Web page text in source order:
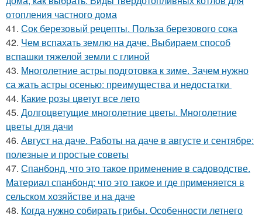
отопления частного дома
41. Сок березовый рецепты. Польза березового сока
42. Чем вспахать землю на даче. Выбираем способ
вспашки тяжелой земли с глиной
43. Многолетние астры подготовка к зиме. Зачем нужно
са жать астры осенью: преимущества и недостатки
44. Какие розы цветут все лето
45. Долгоцветущие многолетние цветы. Многолетние
цветы для дачи
46. Август на даче. Работы на даче в августе и сентябре:
полезные и простые советы
47. Спанбонд, что это такое применение в садоводстве.
Материал спанбонд: что это такое и где применяется в
сельском хозяйстве и на даче
48. Когда нужно собирать грибы. Особенности летнего